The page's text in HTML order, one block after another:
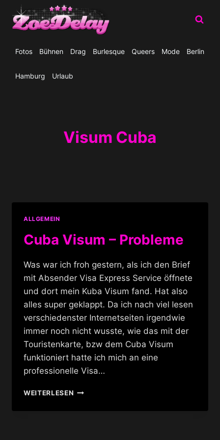
Inhalt
springen
Fotos Bühnen Drag Burlesque Queers Mode Berlin
Hamburg Urlaub
Visum Cuba
ALLGEMEIN
Cuba Visum – Probleme
Was war ich froh gestern, als ich den Brief
mit Absender Visa Express Service öffnete
und dort mein Kuba Visum fand. Hat also
alles super geklappt. Da ich nach viel lesen
verschiedenster Internetseiten irgendwie
immer noch nicht wusste, wie das mit der
Touristenkarte, bzw dem Cuba Visum
funktioniert hatte ich mich an eine
professionelle Visa…
WEITERLESENCUBA
–